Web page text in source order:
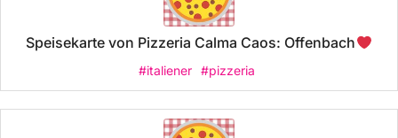
Speisekarte von Pizzeria Calma Caos: Offenbach
#italiener #pizzeria